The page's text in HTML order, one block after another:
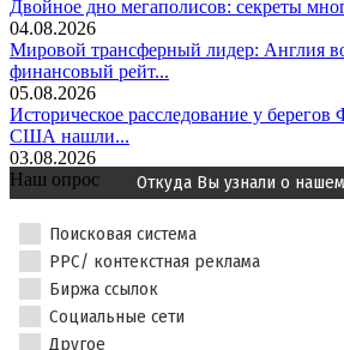
Двойное дно мегаполисов: секреты
04.08.2026
Мировой трансферный лидер: Англия
финансовый рейт...
05.08.2026
Историческое расследование у
США нашли...
03.08.2026
Наш опрос
Откуда Вы узнали о нашем
Поисковая система
PPC/ контекстная реклама
Биржа ссылок
Социальные сети
Другое